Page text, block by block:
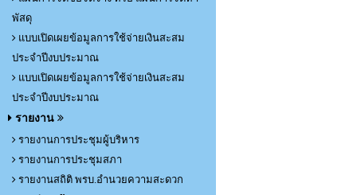
พัสดุ
แบบเปิดเผยข้อมูลการใช้จ่ายเงินสะสม
ประจำปีงบประมาณ
แบบเปิดเผยข้อมูลการใช้จ่ายเงินสะสม
ประจำปีงบประมาณ
รายงาน
รายงานการประชุมผู้บริหาร
รายงานการประชุมสภา
รายงานสถิติ พรบ.อำนวยความสะดวก